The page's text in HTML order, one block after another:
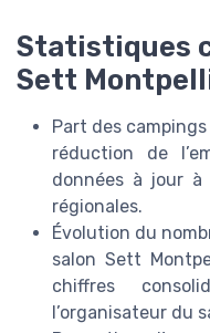
Statistiques
Sett
Part des
réduction de
données à jour à
régionales.
Évolution du
salon Sett
chiffres
l’organisateur du